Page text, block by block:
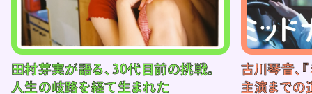
田村芽実が語る、30代目前の挑戦。
人生の岐路を経て生まれた
古川琴音、
主演までの